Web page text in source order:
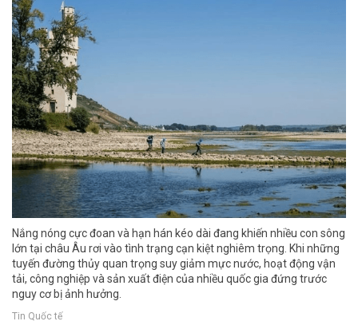
Nắng nóng cực đoan và hạn hán kéo dài đang khiến nhiều con sông
lớn tại châu Âu rơi vào tình trạng cạn kiệt nghiêm trọng. Khi những
tuyến đường thủy quan trọng suy giảm mực nước, hoạt động vận
tải, công nghiệp và sản xuất điện của nhiều quốc gia đứng trước
nguy cơ bị ảnh hưởng.
Tin Quốc tế